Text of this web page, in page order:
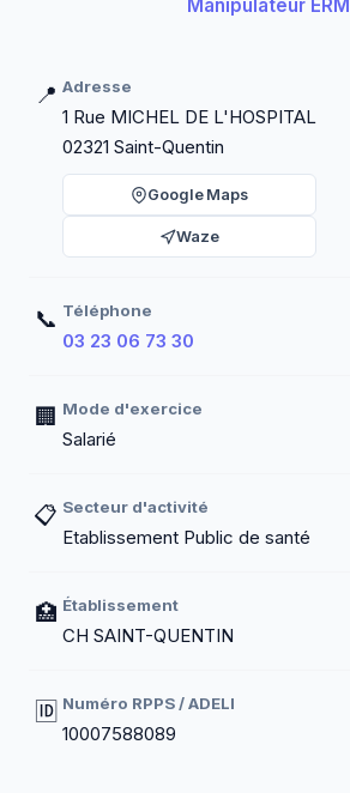
Manipulateur ERM
📍 Adresse
1 Rue MICHEL DE L'HOSPITAL
02321 Saint-Quentin
Google Maps
Waze
📞 Téléphone
03 23 06 73 30
🏢 Mode d'exercice
Salarié
📋 Secteur d'activité
Etablissement Public de santé
🏥 Établissement
CH SAINT-QUENTIN
🆔 Numéro RPPS / ADELI
10007588089